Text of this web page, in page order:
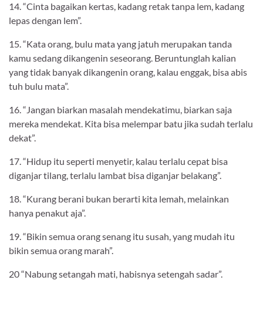
14. “Cinta bagaikan kertas, kadang retak tanpa lem, kadang
lepas dengan lem”.
15. “Kata orang, bulu mata yang jatuh merupakan tanda
kamu sedang dikangenin seseorang. Beruntunglah kalian
yang tidak banyak dikangenin orang, kalau enggak, bisa abis
tuh bulu mata”.
16. “Jangan biarkan masalah mendekatimu, biarkan saja
mereka mendekat. Kita bisa melempar batu jika sudah terlalu
dekat”.
17. “Hidup itu seperti menyetir, kalau terlalu cepat bisa
diganjar tilang, terlalu lambat bisa diganjar belakang”.
18. “Kurang berani bukan berarti kita lemah, melainkan
hanya penakut aja”.
19. “Bikin semua orang senang itu susah, yang mudah itu
bikin semua orang marah”.
20 “Nabung setangah mati, habisnya setengah sadar”.